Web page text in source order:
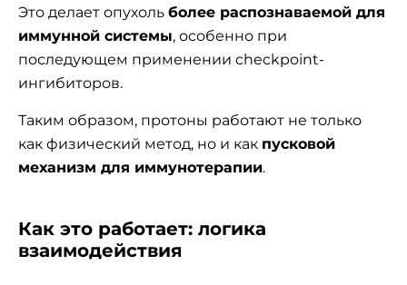
Это делает опухоль более распознаваемой для
иммунной системы, особенно при
последующем применении checkpoint-
ингибиторов.
Таким образом, протоны работают не только
как физический метод, но и как пусковой
механизм для иммунотерапии.
Как это работает: логика
взаимодействия